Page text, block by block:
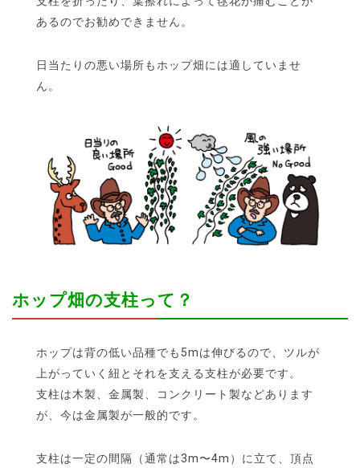
あるのでお勧めできません。
日当たりの悪い場所もホップ畑には適していませ
ん。
ホップ畑の支柱って？
ホップは背の低い品種でも5mは伸びるので、ツルが
上がっていく紐とそれを支える支柱が必要です。
支柱は木製、金属製、コンクリート製などあります
が、今は金属製が一般的です。
支柱は一定の間隔（通常は3m〜4m）に立て、頂点